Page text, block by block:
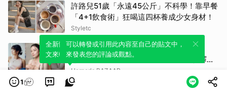
許路兒51歲「永遠45公斤」不科學！靠早餐
「4+1飲食術」狂喝這四杯養成少女身材！
Styletc
戴上GEORG JENSEN讓日常充滿愛的寓
意！喻虹淵、韓寧、Karen Lee優雅演繹全
新FUSION、HERITAGE系列 | BAZAAR
Harper's BAZAAR
和同事意見不合，誰該退讓？從山羊寓言看
1
全新體驗！一鍵引用此內容，透過發布貼
文來輕鬆表達個人立場。
可以轉發或引用此內容至自己的貼文中，
來發表您的評論或觀點。